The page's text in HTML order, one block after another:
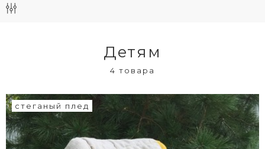
Детям
4 товара
стеганый плед